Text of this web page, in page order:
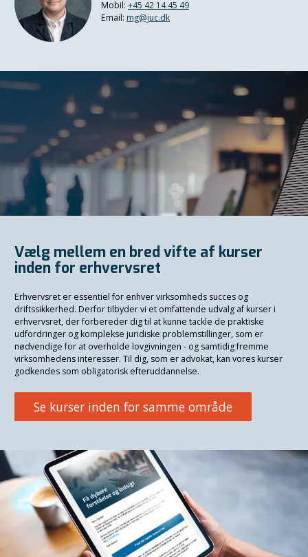
Mobil: +45 42 14 45 49
Email: mg@juc.dk
Vælg mellem en bred vifte af kurser
inden for erhvervsret
Erhvervsret er essentiel for enhver virksomheds succes og
driftssikkerhed. Derfor tilbyder vi et omfattende udvalg af kurser i
erhvervsret, der forbereder dig til at kunne tackle de praktiske
udfordringer og komplekse juridiske problemstillinger, som er
nødvendige for at overholde lovgivningen - og samtidig fremme
virksomhedens interesser. Til dig, som er advokat, kan vores kurser
godkendes som obligatorisk efteruddannelse.
Se kurser inden for samme område